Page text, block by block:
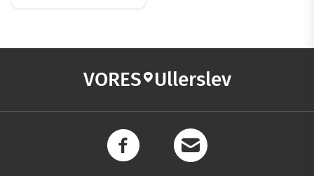
VORES Ullerslev